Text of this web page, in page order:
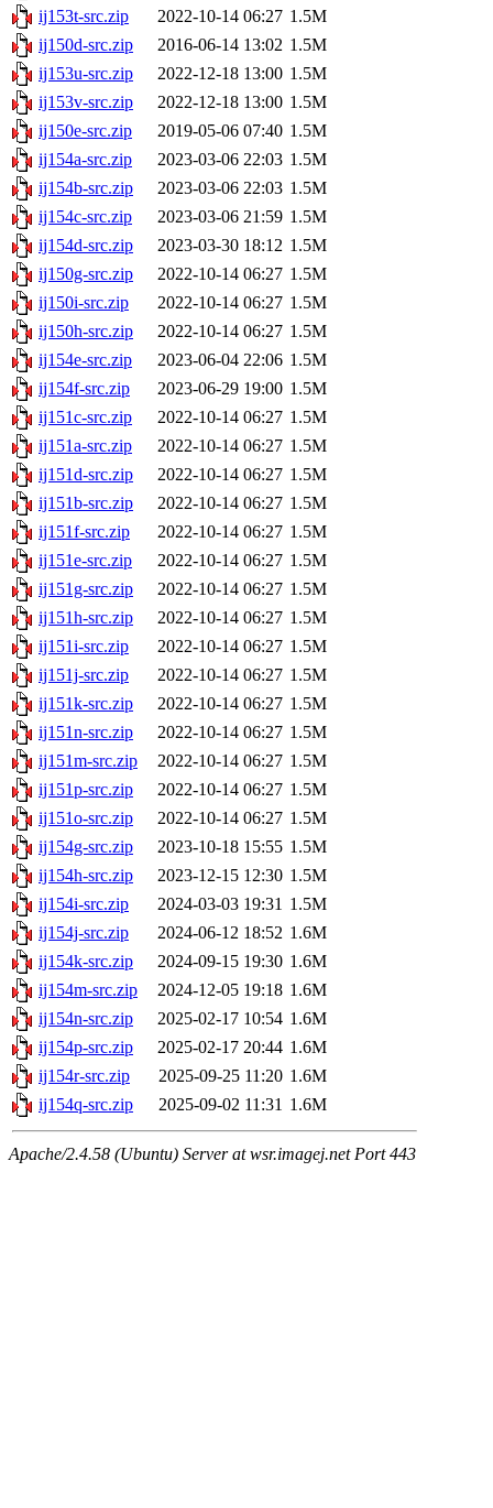
ij153t-src.zip
2022-10-14 06:27 1.5M
ij150d-src.zip
2016-06-14 13:02 1.5M
ij153u-src.zip
2022-12-18 13:00 1.5M
ij153v-src.zip
2022-12-18 13:00 1.5M
ij150e-src.zip
2019-05-06 07:40 1.5M
ij154a-src.zip
2023-03-06 22:03 1.5M
ij154b-src.zip
2023-03-06 22:03 1.5M
ij154c-src.zip
2023-03-06 21:59 1.5M
ij154d-src.zip
2023-03-30 18:12 1.5M
ij150g-src.zip
2022-10-14 06:27 1.5M
ij150i-src.zip
2022-10-14 06:27 1.5M
ij150h-src.zip
2022-10-14 06:27 1.5M
ij154e-src.zip
2023-06-04 22:06 1.5M
ij154f-src.zip
2023-06-29 19:00 1.5M
ij151c-src.zip
2022-10-14 06:27 1.5M
ij151a-src.zip
2022-10-14 06:27 1.5M
ij151d-src.zip
2022-10-14 06:27 1.5M
ij151b-src.zip
2022-10-14 06:27 1.5M
ij151f-src.zip
2022-10-14 06:27 1.5M
ij151e-src.zip
2022-10-14 06:27 1.5M
ij151g-src.zip
2022-10-14 06:27 1.5M
ij151h-src.zip
2022-10-14 06:27 1.5M
ij151i-src.zip
2022-10-14 06:27 1.5M
ij151j-src.zip
2022-10-14 06:27 1.5M
ij151k-src.zip
2022-10-14 06:27 1.5M
ij151n-src.zip
2022-10-14 06:27 1.5M
ij151m-src.zip
2022-10-14 06:27 1.5M
ij151p-src.zip
2022-10-14 06:27 1.5M
ij151o-src.zip
2022-10-14 06:27 1.5M
ij154g-src.zip
2023-10-18 15:55 1.5M
ij154h-src.zip
2023-12-15 12:30 1.5M
ij154i-src.zip
2024-03-03 19:31 1.5M
ij154j-src.zip
2024-06-12 18:52 1.6M
ij154k-src.zip
2024-09-15 19:30 1.6M
ij154m-src.zip
2024-12-05 19:18 1.6M
ij154n-src.zip
2025-02-17 10:54 1.6M
ij154p-src.zip
2025-02-17 20:44 1.6M
ij154r-src.zip
2025-09-25 11:20 1.6M
ij154q-src.zip
2025-09-02 11:31 1.6M
Apache/2.4.58 (Ubuntu) Server at wsr.imagej.net Port 443